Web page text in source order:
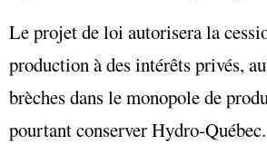
Le projet de loi autorisera la
production à des intérêts privés,
brèches dans le monopole de
pourtant conserver Hydro-